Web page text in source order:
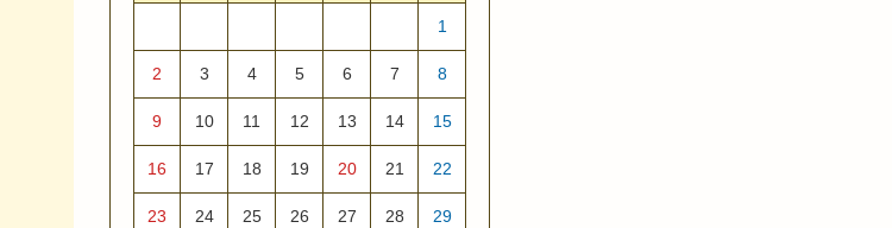
1
2 3 4 5 6 7 8
9 10 11 12 13 14 15
16 17 18 19 20 21 22
23 24 25 26 27 28 29